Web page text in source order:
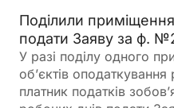
Поділили
подати Заяву за ф.
У разі поділу одного
об’єктів оподаткування
платник податків